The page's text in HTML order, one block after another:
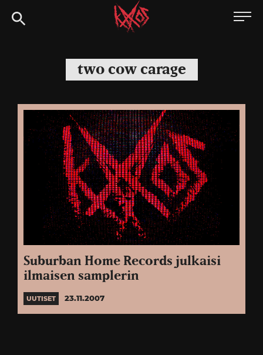
Siirry
suoraan
Kaaoszine
two cow carage
Suburban Home Records julkaisi
ilmaisen samplerin
UUTISET 23.11.2007